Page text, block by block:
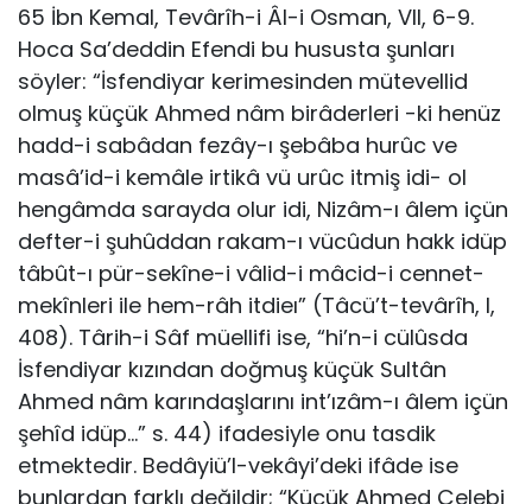
65 İbn Kemal, Tevârîh-i Âl-i Osman, VII, 6-9.
Hoca Sa’deddin Efendi bu hususta şunları
söyler: “İsfendiyar kerimesinden mütevellid
olmuş küçük Ahmed nâm birâderleri -ki henüz
hadd-i sabâdan fezây-ı şebâba hurûc ve
masâ’id-i kemâle irtikâ vü urûc itmiş idi- ol
hengâmda sarayda olur idi, Nizâm-ı âlem içün
defter-i şuhûddan rakam-ı vücûdun hakk idüp
tâbût-ı pür-sekîne-i vâlid-i mâcid-i cennet-
mekînleri ile hem-râh itdieı” (Tâcü’t-tevârîh, I,
408). Târih-i Sâf müellifi ise, “hi’n-i cülûsda
İsfendiyar kızından doğmuş küçük Sultân
Ahmed nâm karındaşlarını int’ızâm-ı âlem içün
şehîd idüp…” s. 44) ifadesiyle onu tasdik
etmektedir. Bedâyiü’l-vekâyi’deki ifâde ise
bunlardan farklı değildir; “Küçük Ahmed Çelebi